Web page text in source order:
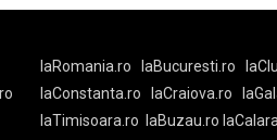
laRomania.ro laBucuresti.ro
laConstanta.ro
laCraiova.ro
laTimisoara.ro
laBuzau.ro